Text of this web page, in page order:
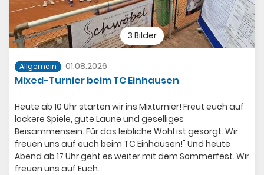
3 Bilder
Allgemein 01.08.2026
Mixed-Turnier beim TC Einhausen
Heute ab 10 Uhr starten wir ins Mixturnier! Freut euch auf
lockere Spiele, gute Laune und geselliges
Beisammensein. Für das leibliche Wohl ist gesorgt. Wir
freuen uns auf euch beim TC Einhausen!" Und heute
Abend ab 17 Uhr geht es weiter mit dem Sommerfest. Wir
freuen uns auf Euch.